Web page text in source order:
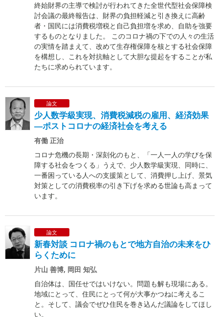
終始財界の主導で検討が行われてきた全世代型社会保障検
討会議の最終報告は、財界の負担軽減と引き換えに高齢
者・国民には消費税増税と自己負担増を求め、自助を強要
するものとなりました。 このコロナ禍の下での人々の生活
の実情を踏まえて、改めて生存権保障を核とする社会保障
を構想し、これを対抗軸として大胆な提起をすることが私
たちに求められています。
論文
少人数学級実現、消費税減税の雇用、経済効果
―ポストコロナの経済社会を考える
有働 正治
コロナ危機の長期・深刻化のもと、「一人一人の学びを保
障する社会をつくる」うえで、少人数学級実現、同時に、
一番困っている人への支援策として、消費押し上げ、景気
対策としての消費税率の引き下げを求める世論も高まって
います。
論文
新春対談 コロナ禍のもとで地方自治の未来をひ
らくために
片山 善博, 岡田 知弘
自治体は、国任せではいけない。問題も解も現場にある。
地域にとって、住民にとって何が大事かつねに考えるこ
と。そして、議会でぜひ住民を巻き込んだ議論をしてほし
い。